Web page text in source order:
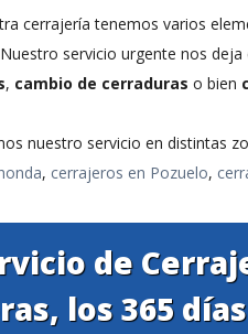
cerrajería tenemos varios
servicio urgente nos
, cambio de cerraduras o bien
nuestro servicio en distintas
, cerrajeros en Pozuelo,
de
los 365